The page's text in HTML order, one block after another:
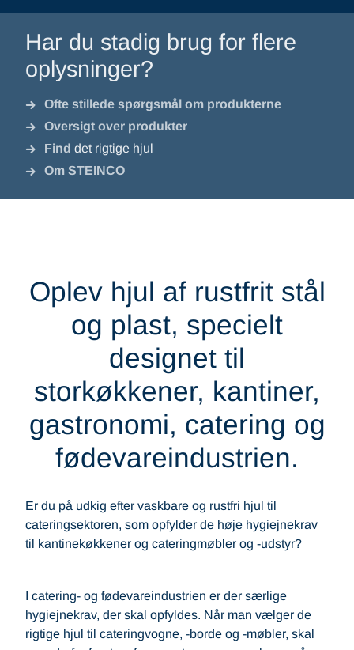
Har du stadig brug for flere
oplysninger?
Ofte stillede spørgsmål om produkterne
Oversigt over produkter
Finddet rigtige hjul
Om STEINCO
Oplev hjul af rustfrit stål
og plast, specielt
designet til
storkøkkener, kantiner,
gastronomi, catering og
fødevareindustrien.
Er du på udkig efter vaskbare og rustfri hjul til
cateringsektoren, som opfylder de høje hygiejnekrav
til kantinekøkkener og cateringmøbler og -udstyr?
I catering- og fødevareindustrien er der særlige
hygiejnekrav, der skal opfyldes. Når man vælger de
rigtige hjul til cateringvogne, -borde og -møbler, skal